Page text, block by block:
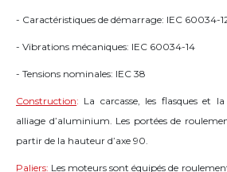
- Caractéristiques de démarrage: IEC 60034-
- Vibrations mécaniques: IEC 60034-14
- Tensions nominales: IEC 38
Construction: La carcasse, les flasques et
alliage d’aluminium. Les portées de
partir de la hauteur d’axe 90.
Paliers: Les moteurs sont équipés de